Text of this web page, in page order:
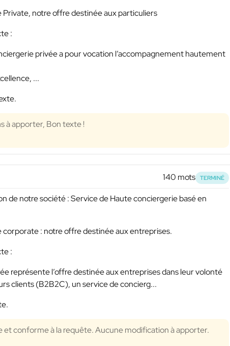
notre offre destinée aux particuliers
:
privée a pour vocation l’accompagnement hautement
...
à apporter, Bon texte !
140 mots TERMINÉ
de notre société : Service de Haute conciergerie basé en
: notre offre destinée aux entreprises.
:
représente l’offre destinée aux entreprises dans leur volonté
clients (B2B2C), un service de concierg...
et conforme à la requête. Aucune modification à apporter.